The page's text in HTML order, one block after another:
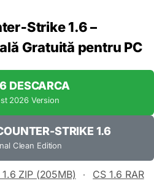
1.6 –
Gratuită pentru PC
DESCARCA
2026 Version
STRIKE 1.6
Clean Edition
1.6 ZIP (205MB) ·
CS 1.6 RAR